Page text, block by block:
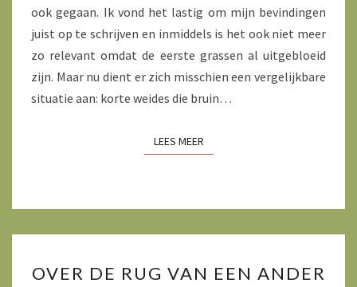
ook gegaan. Ik vond het lastig om mijn bevindingen
juist op te schrijven en inmiddels is het ook niet meer
zo relevant omdat de eerste grassen al uitgebloeid
zijn. Maar nu dient er zich misschien een vergelijkbare
situatie aan: korte weides die bruin…
LEES MEERLEES MEER
DE
OVER DE RUG VAN EEN ANDER